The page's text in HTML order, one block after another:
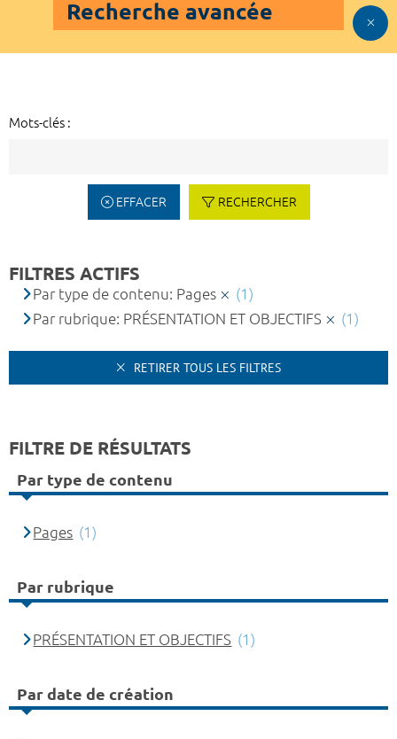
Recherche avancée
Mots-clés :
EFFACER RECHERCHER
FILTRES ACTIFS
Par type de contenu: Pages
(1)
Par rubrique: PRÉSENTATION ET OBJECTIFS
(1)
RETIRER TOUS LES FILTRES
FILTRE DE RÉSULTATS
Par type de contenu
Pages (1)
Par rubrique
PRÉSENTATION ET OBJECTIFS (1)
Par date de création